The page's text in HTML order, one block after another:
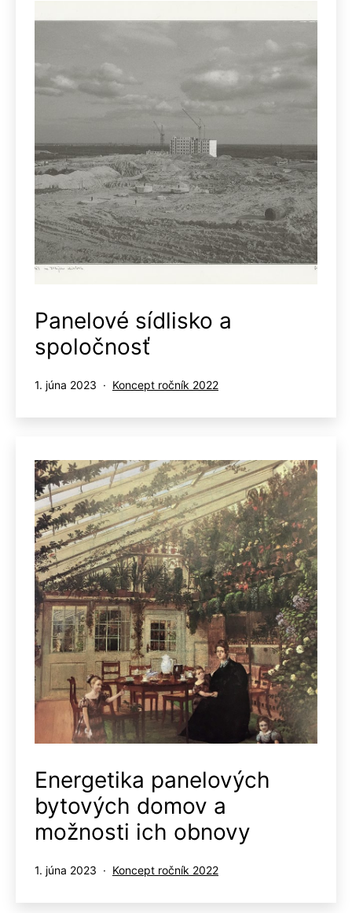
Panelové sídlisko a
spoločnosť
Publikované
1. júna 2023
Kategorizované
Koncept ročník 2022
Energetika panelových
bytových domov a
možnosti ich obnovy
Publikované
1. júna 2023
Kategorizované
Koncept ročník 2022